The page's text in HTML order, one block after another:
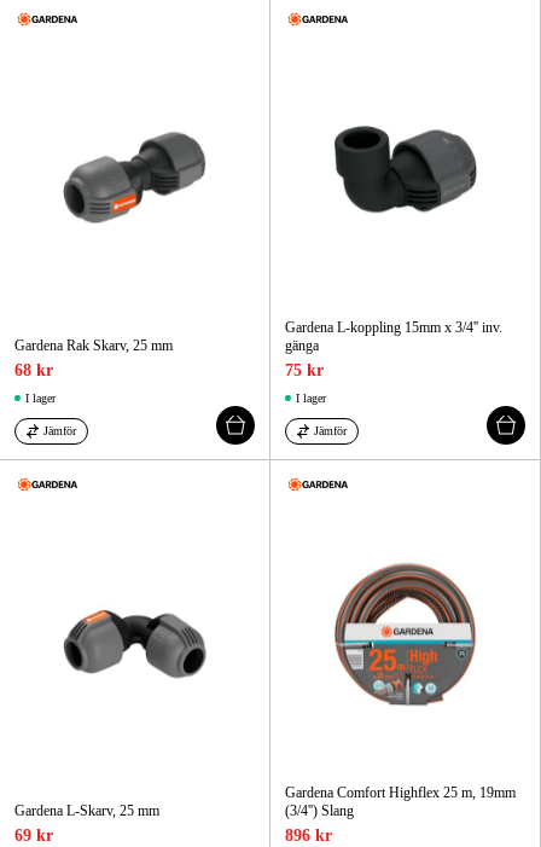
Gardena Rak Skarv, 25 mm
68 kr
I lager
Jämför
Gardena L-koppling 15mm x 3/4'' inv.
gänga
75 kr
I lager
Jämför
Gardena L-Skarv, 25 mm
69 kr
Gardena Comfort Highflex 25 m, 19mm
(3/4'') Slang
896 kr